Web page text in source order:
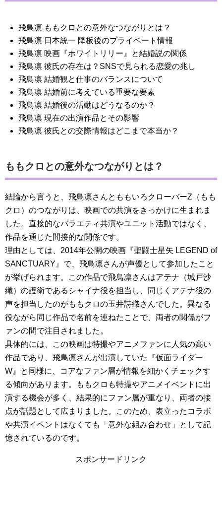
飛鳥凛 ももクロとの意外なつながりとは？
飛鳥凛 日本統一 降板後のプライベート情報
飛鳥凛 映画『ホワイトリリー』と結婚説の関係
飛鳥凛 彼氏の存在は？SNSで見られる恋愛の兆し
飛鳥凛 結婚観と仕事のバランスについて
飛鳥凛 結婚前に考えている重要な要素
飛鳥凛 結婚後の活動はどうなるのか？
飛鳥凛 現在の出演作品とその影響
飛鳥凛 彼氏との交際情報はどこまで本当か？
ももクロとの意外なつながりとは？
結論から言うと、飛鳥凛さんとももいろクローバーZ（もも
クロ）のつながりは、映画での共演をきっかけに生まれま
した。直接的なバラエティ共演やユニット活動ではなく、
作品を通じた間接的な関係です。
理由としては、2014年公開の映画『聖闘士星矢 LEGEND of
SANCTUARY』で、飛鳥凛さんが声優として参加したこと
が挙げられます。この作品で飛鳥凛さんはアテナ（城戸沙
織）の護衛であるシャイナ役を担当し、同じくアテナ役の
声を担当したのがももクロの玉井詩織さんでした。異なる
役ながら同じ作品で名前を連ねたことで、両者の関係がフ
ァンの間で注目されました。
具体的には、この映画は特撮やアニメファンに人気の高い
作品であり、飛鳥凛さんが出演していた『仮面ライダー
W』と同様に、コアなファン層が情報を細かくチェックす
る傾向があります。ももクロも特撮やアニメイベントに出
演する機会が多く、結果的にファン層が重なり、両者の接
点が話題として広まりました。このため、表立ったコラボ
や共演イベントはなくても「意外な組み合わせ」として記
憶されているのです。
スポンサードリンク